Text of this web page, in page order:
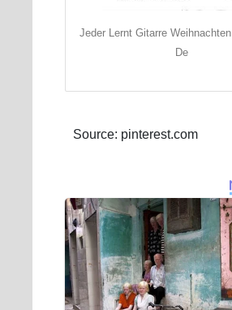
Jeder Lernt Gitarre
De
Source: pinterest.com